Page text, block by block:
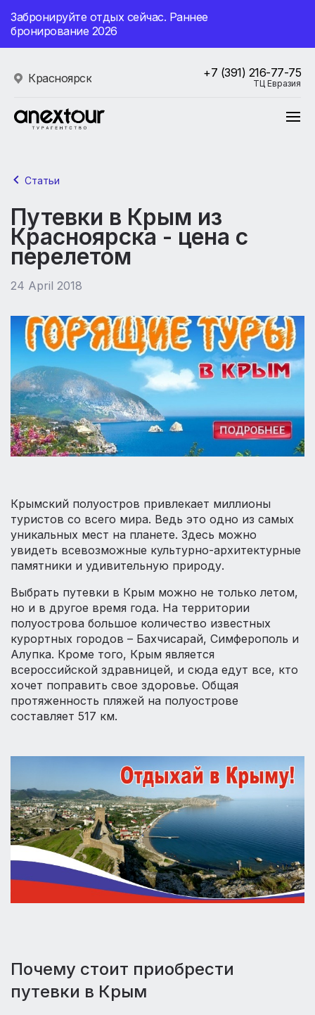
Забронируйте отдых сейчас. Раннее
бронирование 2026
Красноярск +7 (391) 216-77-75
ТЦ Евразия
Статьи
Путевки в Крым из
Красноярска - цена с
перелетом
24 April 2018
Крымский полуостров привлекает миллионы
туристов со всего мира. Ведь это одно из самых
уникальных мест на планете. Здесь можно
увидеть всевозможные культурно-архитектурные
памятники и удивительную природу.
Выбрать путевки в Крым можно не только летом,
но и в другое время года. На территории
полуострова большое количество известных
курортных городов – Бахчисарай, Симферополь и
Алупка. Кроме того, Крым является
всероссийской здравницей, и сюда едут все, кто
хочет поправить свое здоровье. Общая
протяженность пляжей на полуострове
составляет 517 км.
Почему стоит приобрести
путевки в Крым